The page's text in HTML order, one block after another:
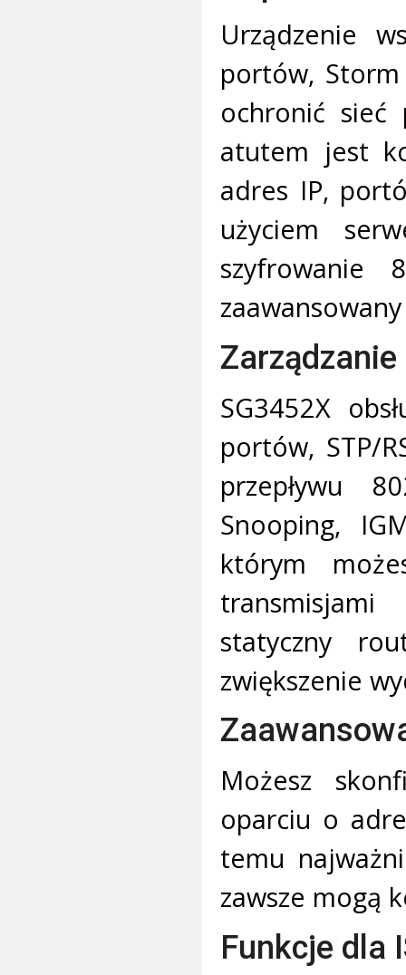
Urządzenie
portów,
ochronić sieć
atutem jest
adres IP,
użyciem
szyfrowanie
SG3452X
portów, STP/
przepływu
Snooping,
którym
statyczny
zwiększenie
Możesz
oparciu o
temu
zawsze mogą
Funkcje dla